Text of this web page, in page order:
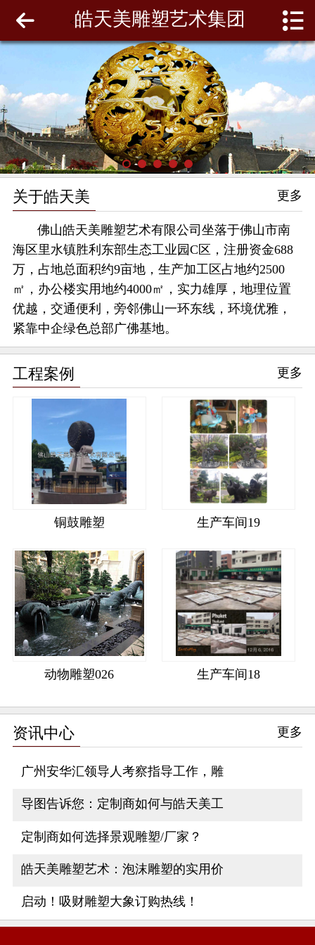
网站首页
最新动态
工程案例
雕塑泥模
<皓天美雕塑艺术集团
关于皓天美 更多
佛山皓天美雕塑艺术有限公司坐落于佛山市南
海区里水镇胜利东部生态工业园C区，注册资金688
万，占地总面积约9亩地，生产加工区占地约2500
㎡，办公楼实用地约4000㎡，实力雄厚，地理位置
优越，交通便利，旁邻佛山一环东线，环境优雅，
紧靠中企绿色总部广佛基地。
工程案例 更多
铜鼓雕塑 生产车间19
动物雕塑026 生产车间18
资讯中心 更多
广州安华汇领导人考察指导工作，雕
导图告诉您：定制商如何与皓天美工
定制商如何选择景观雕塑/厂家？
皓天美雕塑艺术：泡沫雕塑的实用价
启动！吸财雕塑大象订购热线！